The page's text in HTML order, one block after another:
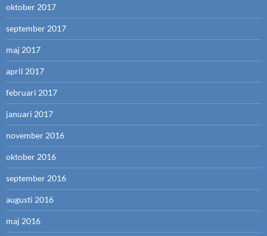
oktober 2017
september 2017
maj 2017
april 2017
februari 2017
januari 2017
november 2016
oktober 2016
september 2016
augusti 2016
maj 2016